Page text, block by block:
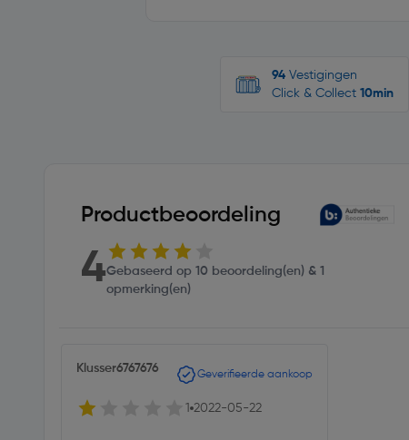
94 Vestigingen
Click & Collect 10min
Productbeoordeling
4Gebaseerd op 10 beoordeling(en) & 1
opmerking(en)
Klusser6767676 Geverifieerde aankoop
1 2022-05-22